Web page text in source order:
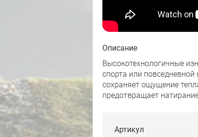
Описание
Высокотехнологичные
спорта или
сохраняет ощущение
предотвращает
Артикул